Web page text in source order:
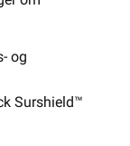
og
Surshield™